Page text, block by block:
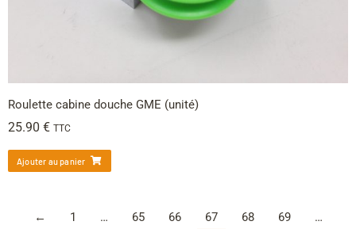
Roulette cabine douche GME (unité)
25.90 € TTC
Ajouter au panier
← 1 … 65 66 67 68 69
…